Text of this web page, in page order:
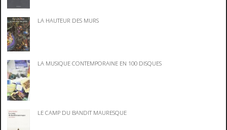
LA HAUTEUR DES MURS
LA MUSIQUE CONTEMPORAINE EN 100 DISQUES
LE CAMP DU BANDIT MAURESQUE